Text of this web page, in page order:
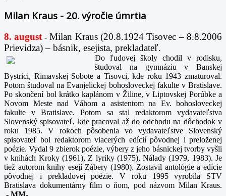
Milan Kraus - 20. výročie úmrtia
8. august -Milan Kraus (20.8.1924 Tisovec – 8.8.2006
Prievidza) – básnik, esejista, prekladateľ.
Do ľudovej školy chodil v rodisku,
študoval na gymnáziu v Banskej
Bystrici, Rimavskej Sobote a Tisovci, kde roku 1943 zmaturoval.
Potom študoval na Evanjelickej bohosloveckej fakulte v Bratislave.
Po skončení bol krátko kaplánom v Žiline, v Liptovskej Porúbke a
Novom Meste nad Váhom a asistentom na Ev. bohosloveckej
fakulte v Bratislave. Potom sa stal redaktorom vydavateľstva
Slovenský spisovateľ, kde pracoval až do odchodu na dôchodok v
roku 1985. V rokoch pôsobenia vo vydavateľstve Slovenský
spisovateľ bol redaktorom viacerých edícií pôvodnej i preloženej
poézie. Vydal 9 zbierok poézie, výbery z jeho básnickej tvorby vyšli
v knihách Kroky (1961), Z lyriky (1975), Nálady (1979, 1983). Je
tiež autorom knihy esejí Zábery (1980). Zostavil antológie a edície
pôvodnej i prekladovej poézie. V roku 1995 vyrobila STV
Bratislava dokumentárny film o ňom, pod názvom Milan Kraus.
- MM-